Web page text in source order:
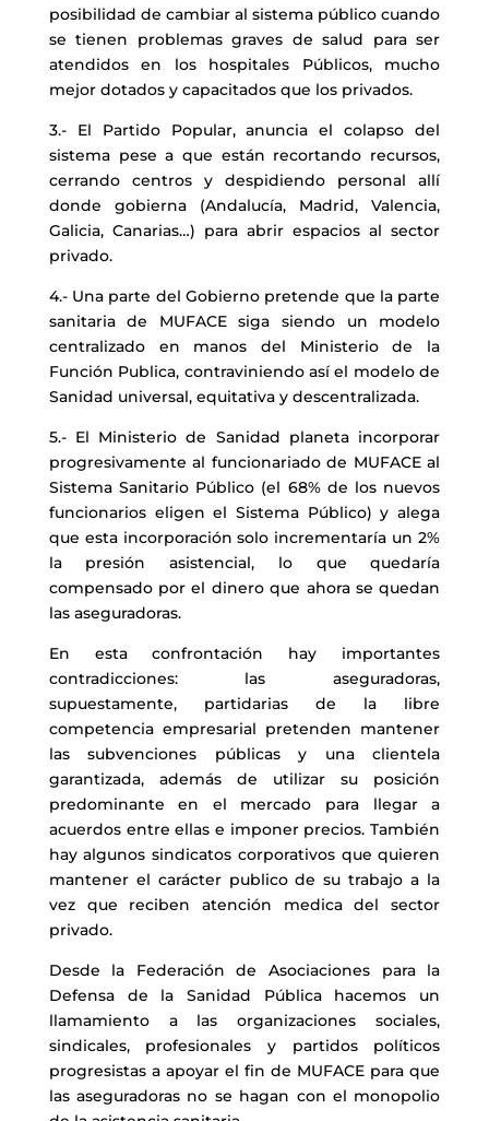
posibilidad de cambiar al sistema público cuando
se tienen problemas graves de salud para ser
atendidos en los hospitales Públicos, mucho
mejor dotados y capacitados que los privados.
3.- El Partido Popular, anuncia el colapso del
sistema pese a que están recortando recursos,
cerrando centros y despidiendo personal allí
donde gobierna (Andalucía, Madrid, Valencia,
Galicia, Canarias…) para abrir espacios al sector
privado.
4.- Una parte del Gobierno pretende que la parte
sanitaria de MUFACE siga siendo un modelo
centralizado en manos del Ministerio de la
Función Publica, contraviniendo así el modelo de
Sanidad universal, equitativa y descentralizada.
5.- El Ministerio de Sanidad planeta incorporar
progresivamente al funcionariado de MUFACE al
Sistema Sanitario Público (el 68% de los nuevos
funcionarios eligen el Sistema Público) y alega
que esta incorporación solo incrementaría un 2%
la presión asistencial, lo que quedaría
compensado por el dinero que ahora se quedan
las aseguradoras.
En esta confrontación hay importantes
contradicciones: las aseguradoras,
supuestamente, partidarias de la libre
competencia empresarial pretenden mantener
las subvenciones públicas y una clientela
garantizada, además de utilizar su posición
predominante en el mercado para llegar a
acuerdos entre ellas e imponer precios. También
hay algunos sindicatos corporativos que quieren
mantener el carácter publico de su trabajo a la
vez que reciben atención medica del sector
privado.
Desde la Federación de Asociaciones para la
Defensa de la Sanidad Pública hacemos un
llamamiento a las organizaciones sociales,
sindicales, profesionales y partidos políticos
progresistas a apoyar el fin de MUFACE para que
las aseguradoras no se hagan con el monopolio